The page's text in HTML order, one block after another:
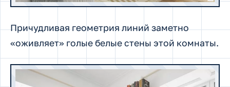
Причудливая геометрия линий заметно
«оживляет» голые белые стены этой комнаты.